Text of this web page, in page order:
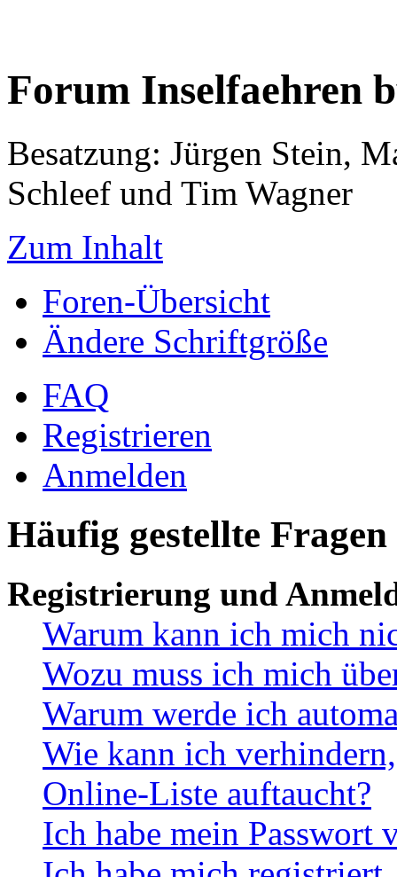
Forum Inselfaehren
Besatzung: Jürgen Stein,
Schleef und Tim Wagner
Zum Inhalt
Foren-Übersicht
Ändere Schriftgröße
FAQ
Registrieren
Anmelden
Häufig gestellte Fragen
Registrierung und
Warum kann ich mich
Wozu muss ich mich
Warum werde ich
Wie kann ich
Online-Liste auftaucht?
Ich habe mein Passwort